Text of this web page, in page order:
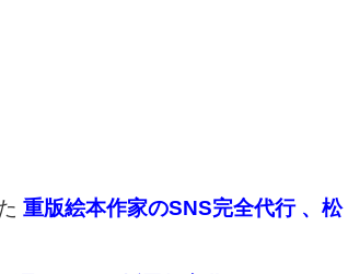
重版絵本作家のSNS完全代行 、松